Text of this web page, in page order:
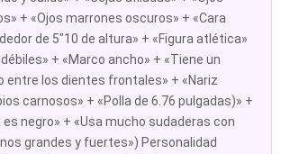
+ «Ojos marrones oscuros» + «Cara
de 5"10 de altura» + «Figura atlética»
+ «Marco ancho» + «Tiene un
entre los dientes frontales» + «Nariz
carnosos» + «Polla de 6.76 pulgadas)» +
es negro» + «Usa mucho sudaderas con
grandes y fuertes») Personalidad